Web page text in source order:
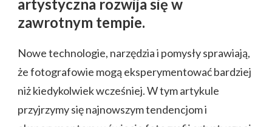
artystyczna rozwija się w
zawrotnym tempie.
Nowe technologie, narzędzia i pomysły sprawiają,
że fotografowie mogą eksperymentować bardziej
niż kiedykolwiek wcześniej. W tym artykule
przyjrzymy się najnowszym tendencjom i